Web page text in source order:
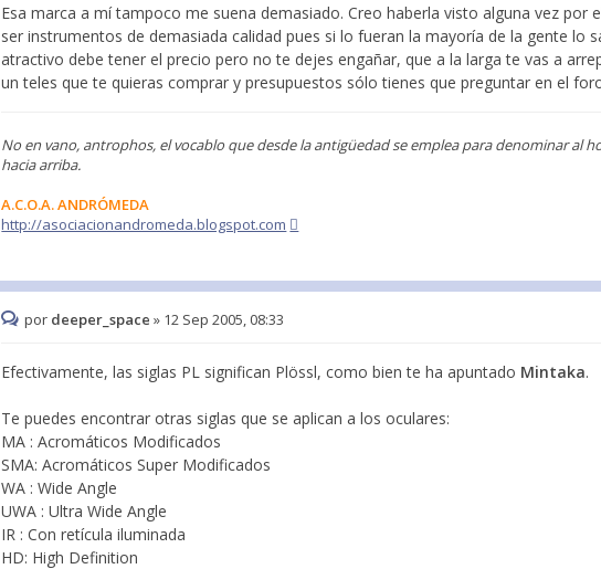
Esa marca a mí tampoco me suena demasiado. Creo haberla visto alguna vez por
ser instrumentos de demasiada calidad pues si lo fueran la mayoría de la gente lo
atractivo debe tener el precio pero no te dejes engañar, que a la larga te vas a
un teles que te quieras comprar y presupuestos sólo tienes que preguntar en el
No en vano, antrophos, el vocablo que desde la antigüedad se emplea para denominar al
hacia arriba.
A.C.O.A. ANDRÓMEDA
http://asociacionandromeda.blogspot.com
por deeper_space » 12 Sep 2005, 08:33
Efectivamente, las siglas PL significan Plössl, como bien te ha apuntado Mintaka.
Te puedes encontrar otras siglas que se aplican a los oculares:
MA : Acromáticos Modificados
SMA: Acromáticos Super Modificados
WA : Wide Angle
UWA : Ultra Wide Angle
IR : Con retícula iluminada
HD: High Definition